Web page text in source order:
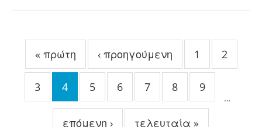
« πρώτη ‹ προηγούμενη 1 2
3 4 5 6 7 8 9
…
επόμενη › τελευταία »